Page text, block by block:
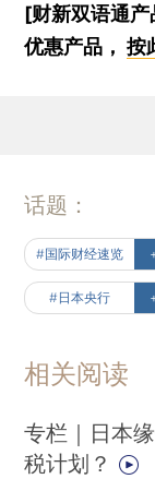
[财新双语通
优惠产品，按
话题：
#国际财经速览
#日本央行
相关阅读
专栏｜日本
税计划？